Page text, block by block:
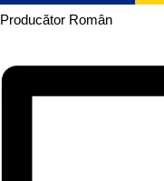
Producător Român